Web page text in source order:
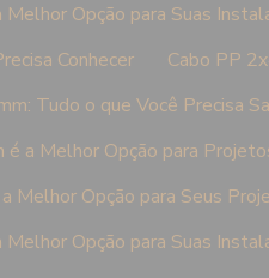
Opção para Suas
Conhecer
Cabo PP
Tudo o que Você Precisa
é a Melhor Opção para
Melhor Opção para Seus
Opção para Suas